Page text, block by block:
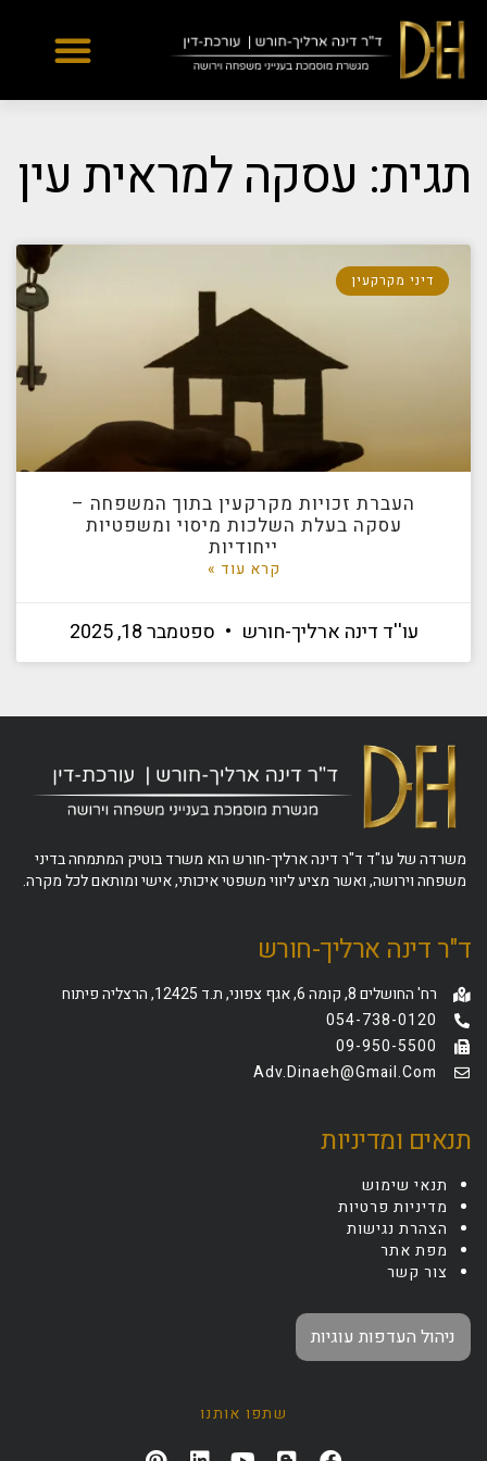
Yes
...
תגית: עסקה למראית עין
דיני מקרקעין
העברת זכויות מקרקעין בתוך המשפחה –
עסקה בעלת השלכות מיסוי ומשפטיות
ייחודיות
קרא עוד »
עו''ד דינה ארליך-חורש ספטמבר 18, 2025
משרדה של עו"ד ד"ר דינה ארליך-חורש הוא משרד בוטיק המתמחה בדיני
משפחה וירושה, ואשר מציע ליווי משפטי איכותי, אישי ומותאם לכל מקרה.
ד"ר דינה ארליך-חורש
רח' החושלים 8, קומה 6, אגף צפוני, ת.ד 12425, הרצליה פיתוח
054-738-0120
09-950-5500
Adv.dinaeh@gmail.com
תנאים ומדיניות
תנאי שימוש
מדיניות פרטיות
הצהרת נגישות
מפת אתר
צור קשר
ניהול העדפות עוגיות
שתפו אותנו